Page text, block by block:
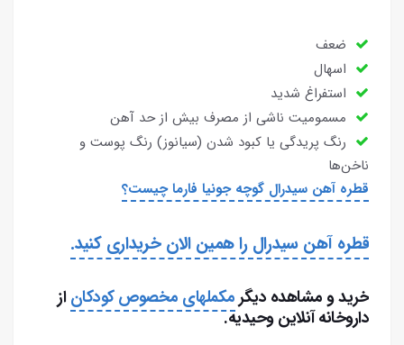
ضعف
اسهال
استفراغ شدید
مسمومیت ناشی از مصرف بیش از حد آهن
رنگ پریدگی یا کبود شدن (سیانوز) رنگ پوست و
ناخن‌ها
قطره آهن سیدرال گوچه جونیا فارما چیست؟
قطره آهن سیدرال را همین الان خریداری کنید.
خرید و مشاهده دیگرمکملهای مخصوص کودکان از
داروخانه آنلاین وحیدیه.